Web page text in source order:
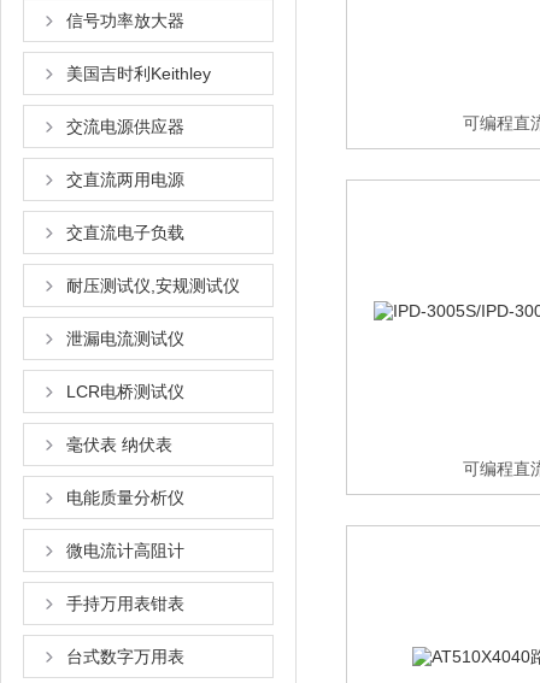
信号功率放大器
美国吉时利Keithley
交流电源供应器
交直流两用电源
交直流电子负载
耐压测试仪,安规测试仪
泄漏电流测试仪
LCR电桥测试仪
毫伏表 纳伏表
电能质量分析仪
微电流计高阻计
手持万用表钳表
台式数字万用表
可编程直
可编程直